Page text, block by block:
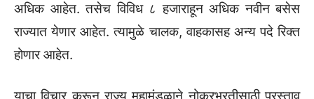
अधिक आहेत. तसेच विविध ८ हजाराहून अधिक नवीन बसेस
राज्यात येणार आहेत. त्यामुळे चालक, वाहकासह अन्य पदे रिक्त
होणार आहेत.